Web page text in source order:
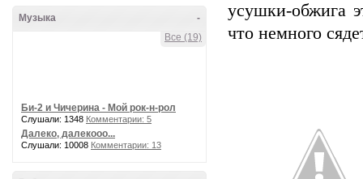
-
Музыка
Все (19)
Би-2 и Чичерина - Мой рок-н-рол
Слушали: 1348 Комментарии: 5
Далеко, далекооо...
Слушали: 10008 Комментарии: 13
усушки-обжига
что немного